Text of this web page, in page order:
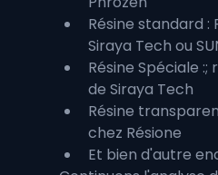
Résine standard :
Siraya Tech ou
Résine Spéciale
de Siraya Tech
Résine
chez Résione
Et bien d'autre